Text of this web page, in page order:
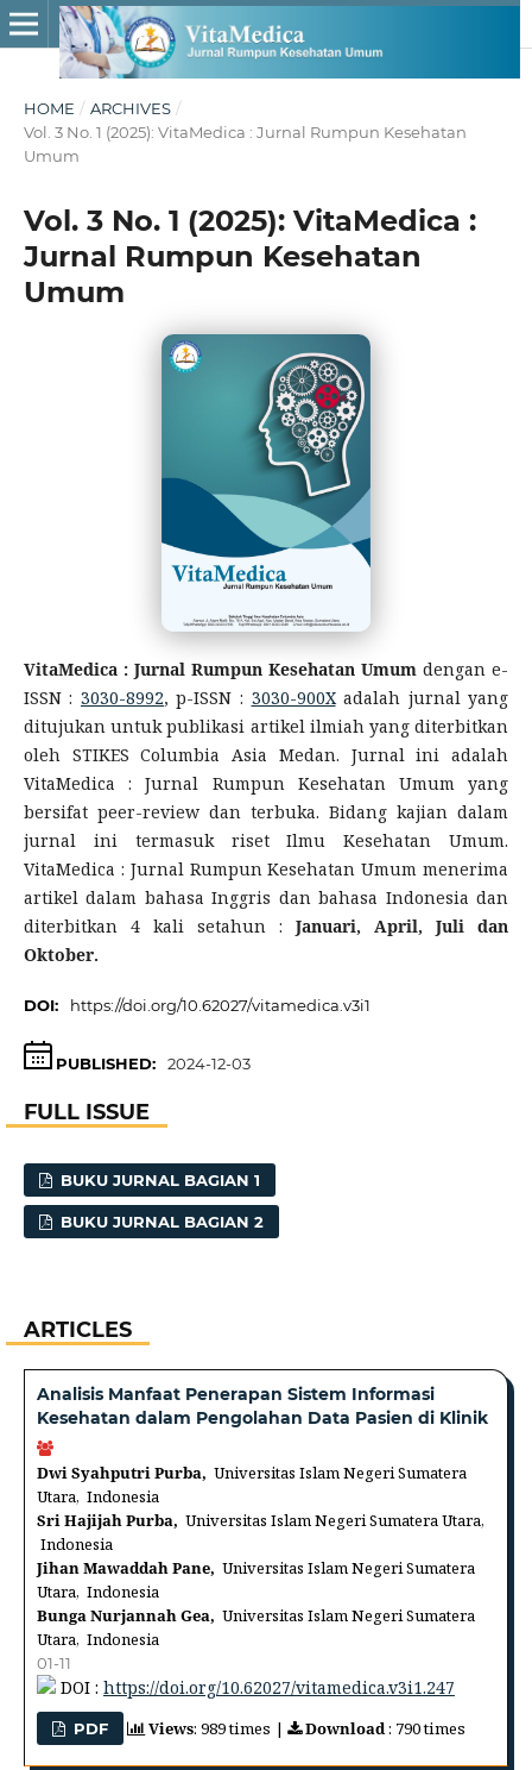
HOME / ARCHIVES /
Vol. 3 No. 1 (2025): VitaMedica : Jurnal Rumpun Kesehatan
Umum
Vol. 3 No. 1 (2025): VitaMedica :
Jurnal Rumpun Kesehatan
Umum
VitaMedica : Jurnal Rumpun Kesehatan Umumdengan e-
ISSN : 3030-8992, p-ISSN : 3030-900Xadalah jurnal yang
ditujukan untuk publikasi artikel ilmiah yang diterbitkan
oleh STIKES Columbia Asia Medan. Jurnal ini adalah
VitaMedica : Jurnal Rumpun Kesehatan Umum yang
bersifat peer-review dan terbuka. Bidang kajian dalam
jurnal ini termasuk riset Ilmu Kesehatan Umum.
VitaMedica : Jurnal Rumpun Kesehatan Umum menerima
artikel dalam bahasa Inggris dan bahasa Indonesia dan
diterbitkan 4 kali setahun :Januari, April, Juli dan
Oktober.
DOI: https://doi.org/10.62027/vitamedica.v3i1
PUBLISHED: 2024-12-03
FULL ISSUE
BUKU JURNAL BAGIAN 1
BUKU JURNAL BAGIAN 2
ARTICLES
Analisis Manfaat Penerapan Sistem Informasi
Kesehatan dalam Pengolahan Data Pasien di Klinik
Dwi Syahputri Purba, Universitas Islam Negeri Sumatera
Utara, Indonesia
Sri Hajijah Purba, Universitas Islam Negeri Sumatera Utara,
Indonesia
Jihan Mawaddah Pane, Universitas Islam Negeri Sumatera
Utara, Indonesia
Bunga Nurjannah Gea, Universitas Islam Negeri Sumatera
Utara, Indonesia
01-11
DOI : https://doi.org/10.62027/vitamedica.v3i1.247
PDF Views: 989 times | Download: 790 times